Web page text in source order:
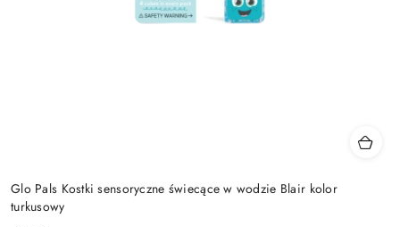
Glo Pals Kostki sensoryczne świecące w wodzie Blair kolor
turkusowy